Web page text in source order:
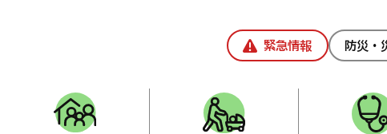
緊急情報 防災・